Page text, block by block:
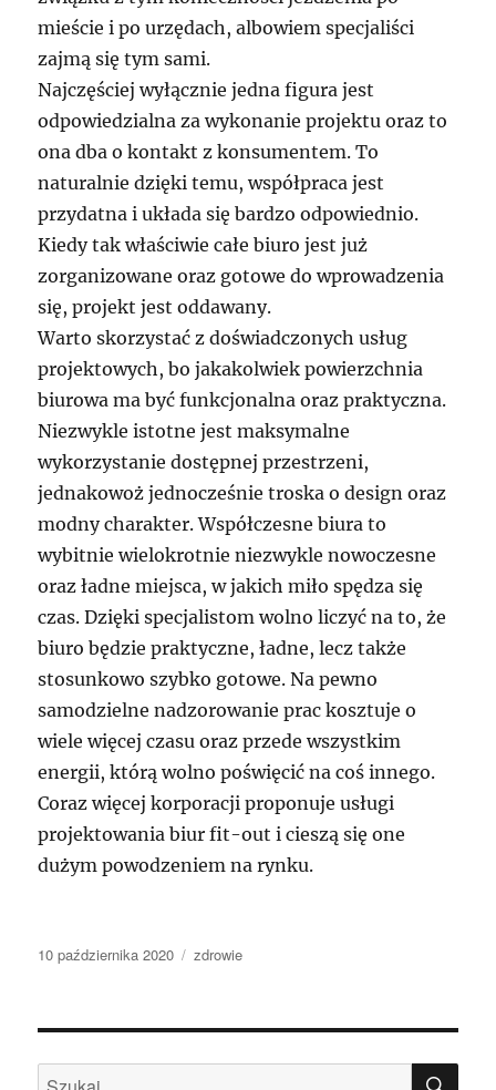
mieście i po urzędach, albowiem specjaliści
zajmą się tym sami.
Najczęściej wyłącznie jedna figura jest
odpowiedzialna za wykonanie projektu oraz to
ona dba o kontakt z konsumentem. To
naturalnie dzięki temu, współpraca jest
przydatna i układa się bardzo odpowiednio.
Kiedy tak właściwie całe biuro jest już
zorganizowane oraz gotowe do wprowadzenia
się, projekt jest oddawany.
Warto skorzystać z doświadczonych usług
projektowych, bo jakakolwiek powierzchnia
biurowa ma być funkcjonalna oraz praktyczna.
Niezwykle istotne jest maksymalne
wykorzystanie dostępnej przestrzeni,
jednakowoż jednocześnie troska o design oraz
modny charakter. Współczesne biura to
wybitnie wielokrotnie niezwykle nowoczesne
oraz ładne miejsca, w jakich miło spędza się
czas. Dzięki specjalistom wolno liczyć na to, że
biuro będzie praktyczne, ładne, lecz także
stosunkowo szybko gotowe. Na pewno
samodzielne nadzorowanie prac kosztuje o
wiele więcej czasu oraz przede wszystkim
energii, którą wolno poświęcić na coś innego.
Coraz więcej korporacji proponuje usługi
projektowania biur fit-out i cieszą się one
dużym powodzeniem na rynku.
Data
10 października 2020 Kategorie
zdrowie
Szukaj: